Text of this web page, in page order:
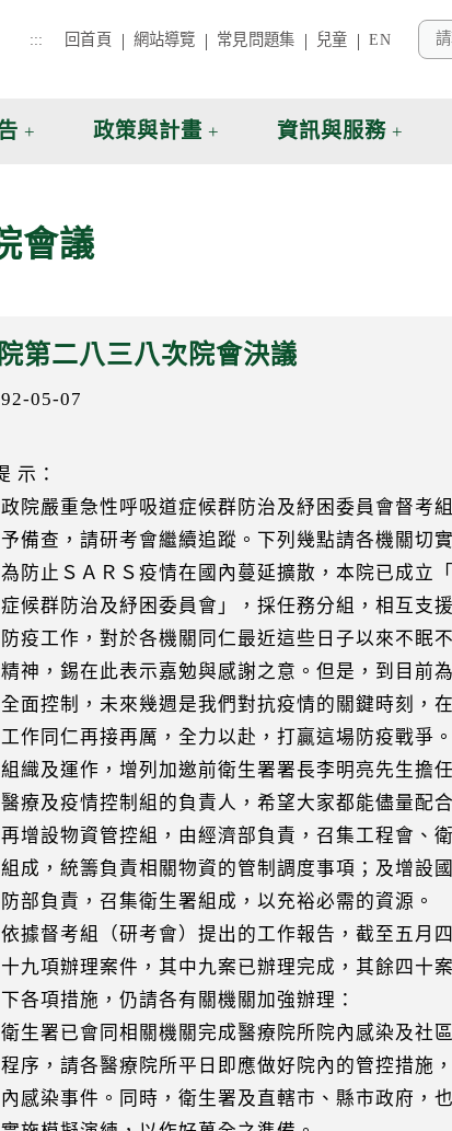
::: 回首頁 網站導覽 常見問題集 兒童 EN
政策與計畫 資訊與服務
會議
第二八三八次院會決議
05-07
示：
院嚴重急性呼吸道症候群防治及紓困委員會督考
查，請研考會繼續追蹤。下列幾點請各機關切實
為防止ＳＡＲＳ疫情在國內蔓延擴散，本院已成立
防治及紓困委員會」，採任務分組，相互支援
作，對於各機關同仁最近這些日子以來不眠不
錫在此表示嘉勉與感謝之意。但是，到目前為
制，未來幾週是我們對抗疫情的關鍵時刻，在
仁再接再厲，全力以赴，打贏這場防疫戰爭。
運作，增列加邀前衛生署署長李明亮先生擔任
疫情控制組的負責人，希望大家都能儘量配合
物資管控組，由經濟部負責，召集工程會、衛
統籌負責相關物資的管制調度事項；及增設國
責，召集衛生署組成，以充裕必需的資源。
依據督考組（研考會）提出的工作報告，截至五月
辦理案件，其中九案已辦理完成，其餘四十案
措施，仍請各有關機關加強辦理：
生署已會同相關機關完成醫療院所院內感染及社
請各醫療院所平日即應做好院內的管控措施，
事件。同時，衛生署及直轄市、縣市政府，也